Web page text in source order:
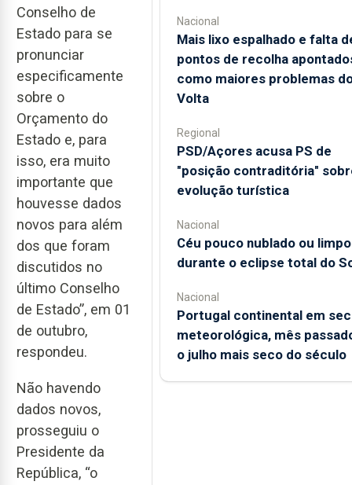
Conselho de
Estado para se
pronunciar
especificamente
sobre o
Orçamento do
Estado e, para
isso, era muito
importante que
houvesse dados
novos para além
dos que foram
discutidos no
último Conselho
de Estado”, em 01
de outubro,
respondeu.
Não havendo
dados novos,
prosseguiu o
Presidente da
República, “o
Nacional
Mais lixo espalhado e falta
pontos de recolha
como maiores problemas
Volta
Regional
PSD/Açores acusa PS de
"posição contraditória"
evolução turística
Nacional
Céu pouco nublado ou limpo
durante o eclipse total do
Nacional
Portugal continental em
meteorológica, mês
o julho mais seco do século